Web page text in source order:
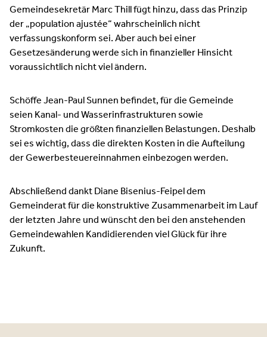
Gemeindesekretär Marc Thill fügt hinzu, dass das Prinzip
der „population ajustée“ wahrscheinlich nicht
verfassungskonform sei. Aber auch bei einer
Gesetzesänderung werde sich in finanzieller Hinsicht
voraussichtlich nicht viel ändern.
Schöffe Jean-Paul Sunnen befindet, für die Gemeinde
seien Kanal- und Wasserinfrastrukturen sowie
Stromkosten die größten finanziellen Belastungen. Deshalb
sei es wichtig, dass die direkten Kosten in die Aufteilung
der Gewerbesteuereinnahmen einbezogen werden.
Abschließend dankt Diane Bisenius-Feipel dem
Gemeinderat für die konstruktive Zusammenarbeit im Lauf
der letzten Jahre und wünscht den bei den anstehenden
Gemeindewahlen Kandidierenden viel Glück für ihre
Zukunft.